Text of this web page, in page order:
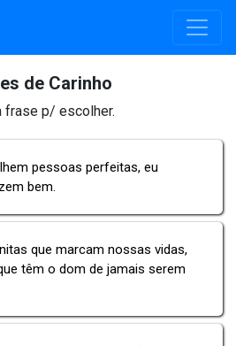
de Carinho
frase p/ escolher.
pessoas perfeitas, eu
bem.
que marcam nossas vidas,
têm o dom de jamais serem